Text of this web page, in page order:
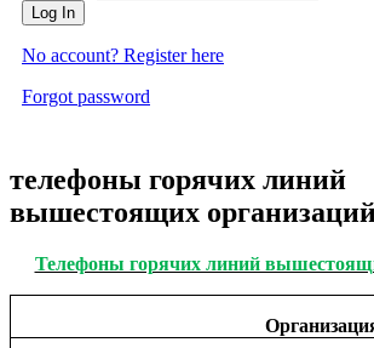
Log In
No account? Register here
Forgot password
телефоны горячих линий
вышестоящих
Телефоны горячих линий